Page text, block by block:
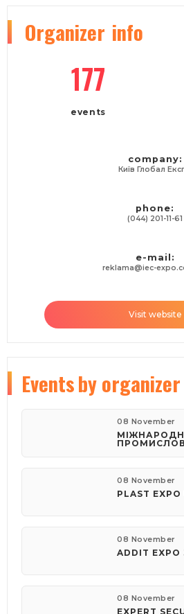
Organizer info
177
events
company:
Київ Глобал
phone:
(044) 201-11-61
e-mail:
reklama@iec-
Visit website
Eventsby organizer
08 November
08 November
PLAST
08 November
ADDIT EXPO
08 November
EXPERT